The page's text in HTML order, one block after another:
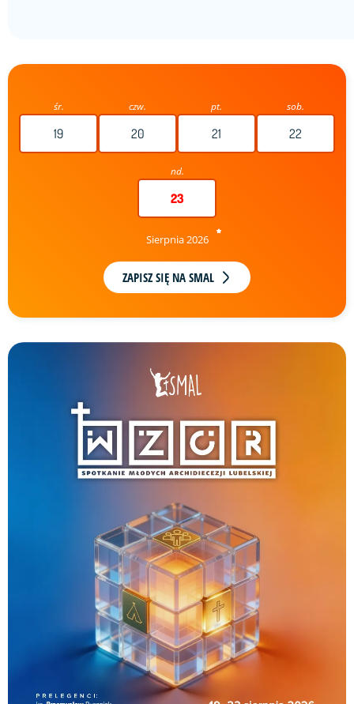
śr.
19
czw.
20
pt.
21
sob.
22
nd.
23
Sierpnia 2026
ZAPISZ SIĘ NA SMAL